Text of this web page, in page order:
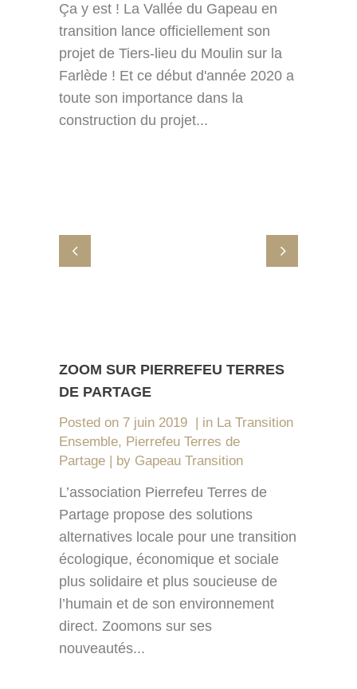
Ça y est ! La Vallée du Gapeau en
transition lance officiellement son
projet de Tiers-lieu du Moulin sur la
Farlède ! Et ce début d'année 2020 a
toute son importance dans la
construction du projet...
ZOOM SUR PIERREFEU TERRES
DE PARTAGE
Posted on 7 juin 2019 in La Transition
Ensemble, Pierrefeu Terres de
Partage
by Gapeau Transition
L’association Pierrefeu Terres de
Partage propose des solutions
alternatives locale pour une transition
écologique, économique et sociale
plus solidaire et plus soucieuse de
l’humain et de son environnement
direct. Zoomons sur ses
nouveautés...